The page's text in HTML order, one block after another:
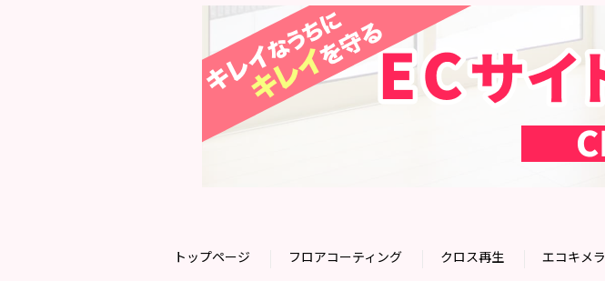
トップページ フロアコーティング クロス再生 エコキメラ